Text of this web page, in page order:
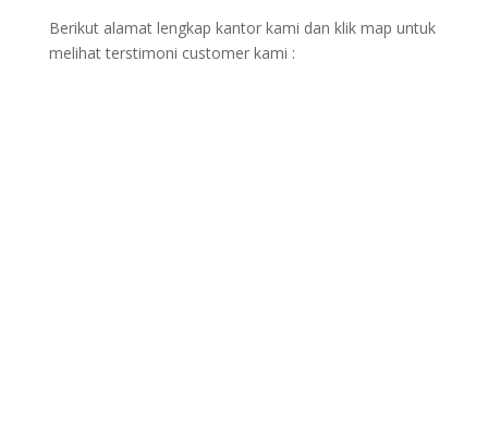
Berikut alamat lengkap kantor kami dan klik map untuk
melihat terstimoni customer kami :